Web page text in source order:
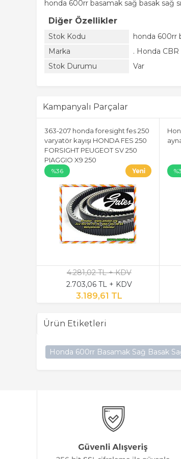
honda 600rr basamak sağ basak sağ
Diğer Özellikler
Stok Kodu
honda 600rr
Marka
. Honda
Stok Durumu
Var
Kampanyalı Parçalar
363-207 honda foresight fes 250
varyatör kayışı HONDA FES 250
FORSIGHT PEUGEOT SV 250
PIAGGIO X9 250
%36
4.281,02 TL + KDV
2.703,06 TL + KDV
3.189,61 TL
Ürün Etiketleri
Honda 600rr Basamak Sağ Basak